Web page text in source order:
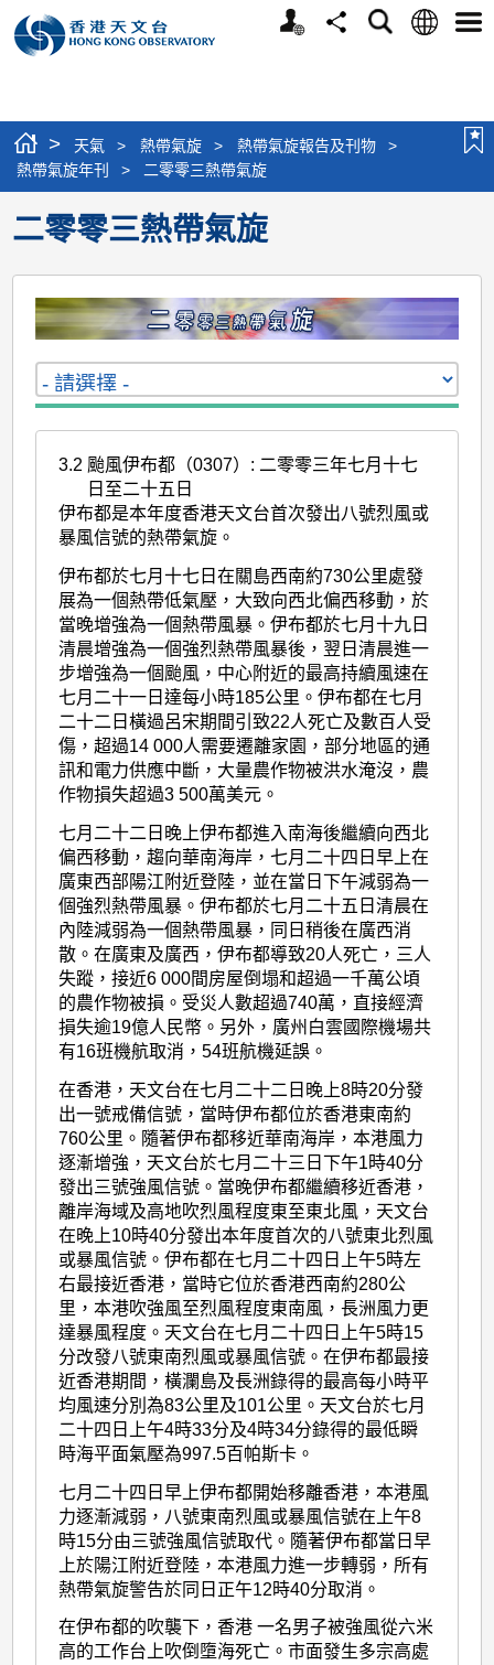
個
分
搜
語
選
> 天氣 > 熱帶氣旋 > 熱帶氣旋報告及刊物
>
熱帶氣旋年刊
> 二零零三熱帶氣旋
二零零三熱帶氣旋
3.2 颱風伊布都（0307）: 二零零三年七月十七
日至二十五日
伊布都是本年度香港天文台首次發出八號烈風或
暴風信號的熱帶氣旋。
伊布都於七月十七日在關島西南約730公里處發
展為一個熱帶低氣壓，大致向西北偏西移動，於
當晚增強為一個熱帶風暴。伊布都於七月十九日
清晨增強為一個強烈熱帶風暴後，翌日清晨進一
步增強為一個颱風，中心附近的最高持續風速在
七月二十一日達每小時185公里。伊布都在七月
二十二日橫過呂宋期間引致22人死亡及數百人受
傷，超過14 000人需要遷離家園，部分地區的通
訊和電力供應中斷，大量農作物被洪水淹沒，農
作物損失超過3 500萬美元。
七月二十二日晚上伊布都進入南海後繼續向西北
偏西移動，趨向華南海岸，七月二十四日早上在
廣東西部陽江附近登陸，並在當日下午減弱為一
個強烈熱帶風暴。伊布都於七月二十五日清晨在
內陸減弱為一個熱帶風暴，同日稍後在廣西消
散。在廣東及廣西，伊布都導致20人死亡，三人
失蹤，接近6 000間房屋倒塌和超過一千萬公頃
的農作物被損。受災人數超過740萬，直接經濟
損失逾19億人民幣。另外，廣州白雲國際機場共
有16班機航取消，54班航機延誤。
在香港，天文台在七月二十二日晚上8時20分發
出一號戒備信號，當時伊布都位於香港東南約
760公里。隨著伊布都移近華南海岸，本港風力
逐漸增強，天文台於七月二十三日下午1時40分
發出三號強風信號。當晚伊布都繼續移近香港，
離岸海域及高地吹烈風程度東至東北風，天文台
在晚上10時40分發出本年度首次的八號東北烈風
或暴風信號。伊布都在七月二十四日上午5時左
右最接近香港，當時它位於香港西南約280公
里，本港吹強風至烈風程度東南風，長洲風力更
達暴風程度。天文台在七月二十四日上午5時15
分改發八號東南烈風或暴風信號。在伊布都最接
近香港期間，橫瀾島及長洲錄得的最高每小時平
均風速分別為83公里及101公里。天文台於七月
二十四日上午4時33分及4時34分錄得的最低瞬
時海平面氣壓為997.5百帕斯卡。
七月二十四日早上伊布都開始移離香港，本港風
力逐漸減弱，八號東南烈風或暴風信號在上午8
時15分由三號強風信號取代。隨著伊布都當日早
上於陽江附近登陸，本港風力進一步轉弱，所有
熱帶氣旋警告於同日正午12時40分取消。
在伊布都的吹襲下，香港 一名男子被強風從六米
高的工作台上吹倒墮海死亡。市面發生多宗高處